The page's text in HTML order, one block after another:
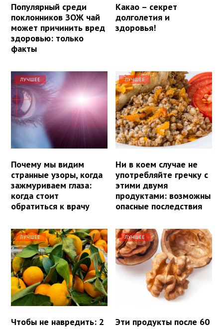
Популярный среди
поклонников ЗОЖ чай
может причинить вред
здоровью: только
факты
Какао – секрет
долголетия и
здоровья!
ЛУЧШЕЕ
Почему мы видим
странные узоры, когда
зажмуриваем глаза:
когда стоит
обратиться к врачу
ЛУЧШЕЕ
Ни в коем случае не
употребляйте гречку с
этими двумя
продуктами: возможны
опасные последствия
ЛУЧШЕЕ
Чтобы не навредить: 2
ЛУЧШЕЕ
Эти продукты после 60